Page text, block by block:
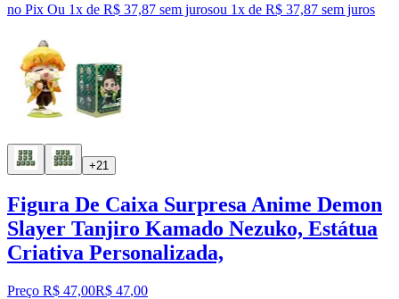
no Pix Ou 1x de R$ 37,87 sem jurosou 1x de R$ 37,87 sem juros
+21
Figura De Caixa Surpresa Anime Demon
Slayer Tanjiro Kamado Nezuko, Estátua
Criativa Personalizada,
Preço R$ 47,00R$ 47,00